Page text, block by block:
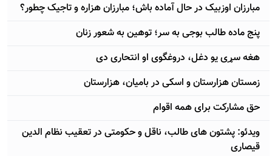
مبارزان اوزبیک در حال آماده باش؛ مبارزان هزاره و تاجیک چطور؟
پنج ماده طالب بوجی به سر؛ توهین به شعور زنان
هغه سړی یو دغل، دروغگوی او انتحاری دی
زمستان هزارستان و اسکی در بامیان، هزارستان
حق مشارکت برای همه اقوام
ویدئو: پشتون های طالب، ناقل و حکومتی در تعقیب نظام الدین
قیصاری